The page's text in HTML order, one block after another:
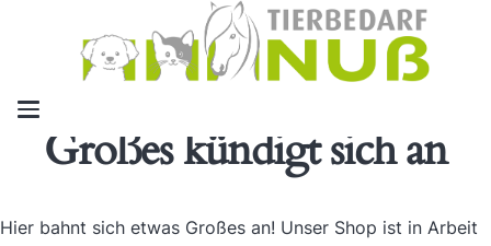
Großes kündigt sich an
Hier bahnt sich etwas Großes an! Unser Shop ist in Arbeit